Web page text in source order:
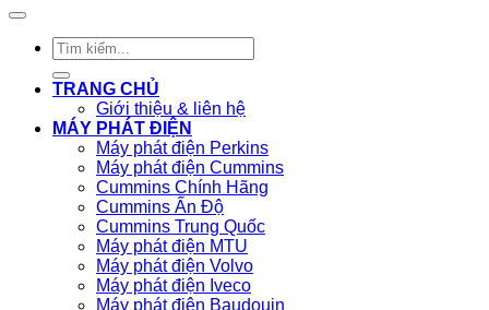
Tìm
kiếm:
TRANG CHỦ
Giới thiệu & liên hệ
MÁY PHÁT ĐIỆN
Máy phát điện Perkins
Máy phát điện Cummins
Cummins Chính Hãng
Cummins Ấn Độ
Cummins Trung Quốc
Máy phát điện MTU
Máy phát điện Volvo
Máy phát điện Iveco
Máy phát điện Baudouin